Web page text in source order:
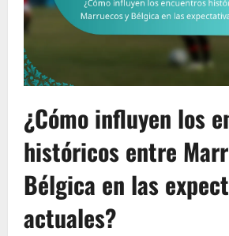
¿Cómo influyen los
históricos entre
Bélgica en las
actuales?